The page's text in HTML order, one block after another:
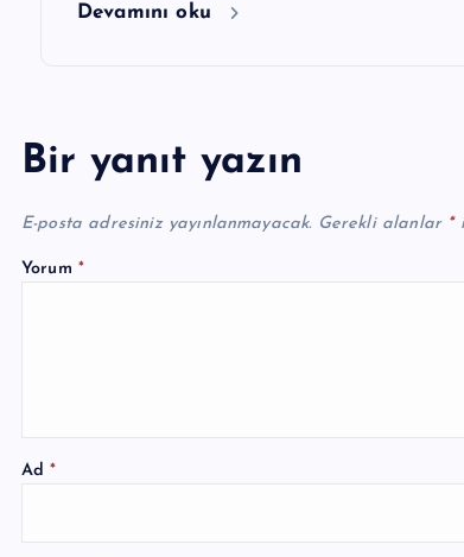
Devamını oku
Bir yanıt yazın
E-posta adresiniz yayınlanmayacak. Gerekli alanlar *
Yorum *
Ad*